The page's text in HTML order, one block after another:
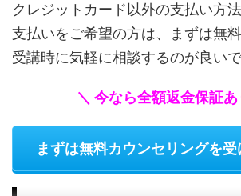
クレジットカード以外の支払い方
支払いをご希望の方は、まずは無
受講時に気軽に相談するのが良いで
＼ 今なら全額返金保証あ
まずは無料カウンセリングを受